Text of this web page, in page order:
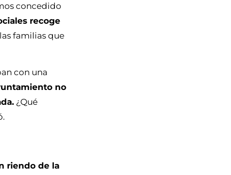
concedido
recoge
familias que
con una
no
¿Qué
riendo de la